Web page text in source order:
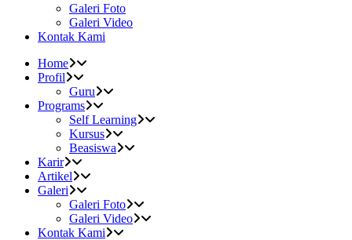
Galeri Foto
Galeri Video
Kontak Kami
Home
Profil
Guru
Programs
Self Learning
Kursus
Beasiswa
Karir
Artikel
Galeri
Galeri Foto
Galeri Video
Kontak Kami